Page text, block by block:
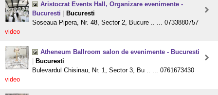
Aristocrat Events Hall, Organizare evenimente -
Bucuresti
Bucuresti
Soseaua Pipera, Nr. 48, Sector 2, Bucure .. ... 0733880757
video
Atheneum Ballroom salon de evenimente - Bucuresti
Bucuresti
Bulevardul Chisinau, Nr. 1, Sector 3, Bu .. ... 0761673430
video